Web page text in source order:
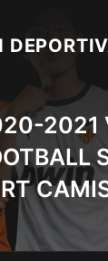
2021